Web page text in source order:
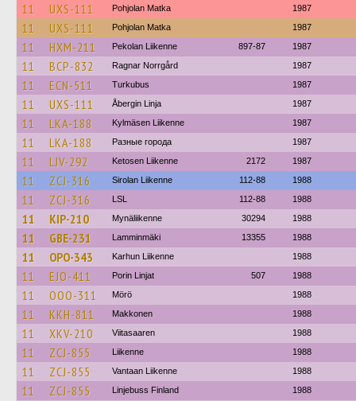
11 UXS-111 Pohjolan Matka 1987
11 UXS-111 Pohjolan Matka 1987
11 HXM-211 Pekolan Liikenne 897-87 1987
11 BCP-832 Ragnar Norrgård 1987
11 ECN-511 Turkubus 1987
11 UXS-111 Åbergin Linja 1987
11 LKA-188 Kylmäsen Liikenne 1987
11 LKA-188 Разные города 1987
11 LJV-292 Ketosen Liikenne 2172 1987
11 ZCJ-316 Sirolan Liikenne 112-88 1988
11 ZCJ-316 LSL 112-88 1988
11 KIP-210 Mynäliikenne 30294 1988
11 GBE-231 Lamminmäki 13355 1988
11 OPO-343 Karhun Liikenne 1988
11 EJO-411 Porin Linjat 507 1988
11 OOO-311 Mörö 1988
11 KKH-811 Makkonen 1988
11 XKV-210 Viitasaaren 1988
11 ZCJ-855 Liikenne 1988
11 ZCJ-855 Vantaan Liikenne 1988
11 ZCJ-855 Linjebuss Finland 1988